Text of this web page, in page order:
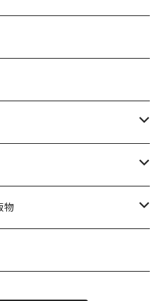
！
物